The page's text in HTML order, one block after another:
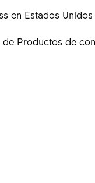
en Estados Unidos
Productos de